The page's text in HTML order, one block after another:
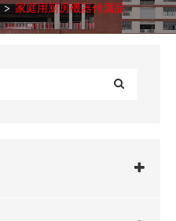
家庭用厨房機器付属品